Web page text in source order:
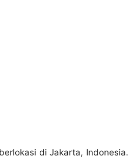
di Jakarta, Indonesia.